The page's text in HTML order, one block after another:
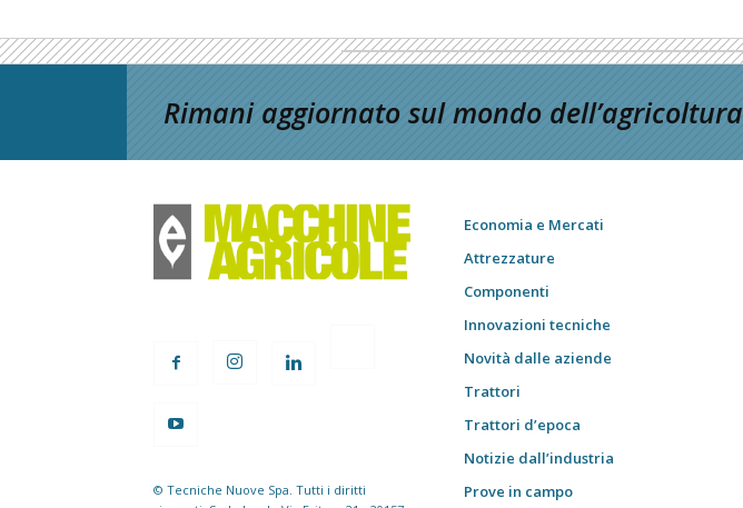
Rimani aggiornato sul mondo dell’agricoltura
© Tecniche Nuove Spa. Tutti i diritti
Economia e Mercati
Attrezzature
Componenti
Innovazioni tecniche
Novità dalle aziende
Trattori
Trattori d’epoca
Notizie dall’industria
Prove in campo